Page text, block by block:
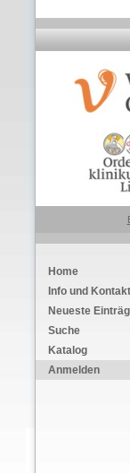
Home
Info und Kontakt
Neueste
Suche
Katalog
Anmelden